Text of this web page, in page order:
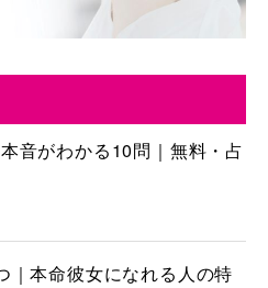
音がわかる10問｜無料・占
｜本命彼女になれる人の特